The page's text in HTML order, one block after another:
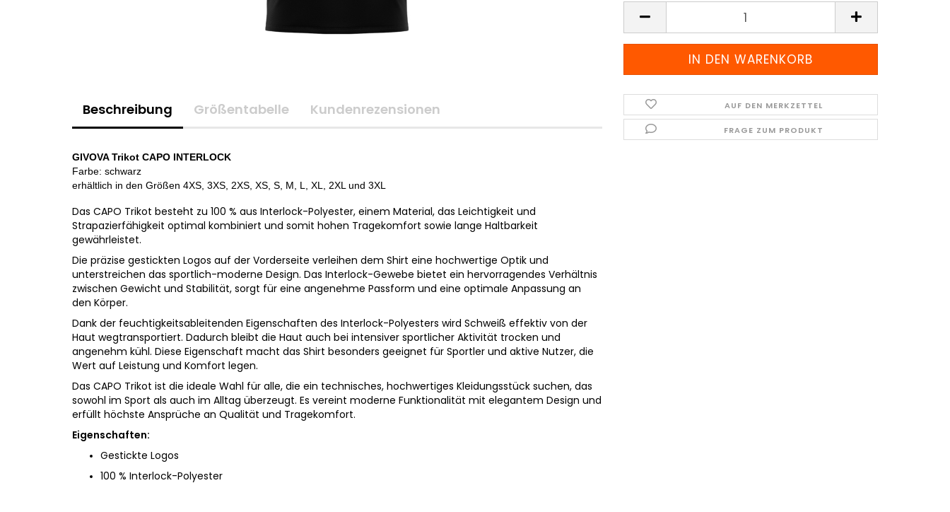
Stück
AUF DEN MERKZETTEL
FRAGE ZUM PRODUKT
Beschreibung Größentabelle Kundenrezensionen
GIVOVA Trikot CAPO INTERLOCK
Farbe: schwarz
erhältlich in den Größen 4XS, 3XS, 2XS, XS, S, M, L, XL, 2XL und 3XL
Das CAPO Trikot besteht zu 100 % aus Interlock-Polyester, einem Material, das Leichtigkeit und
Strapazierfähigkeit optimal kombiniert und somit hohen Tragekomfort sowie lange Haltbarkeit
gewährleistet.
Die präzise gestickten Logos auf der Vorderseite verleihen dem Shirt eine hochwertige Optik und
unterstreichen das sportlich-moderne Design. Das Interlock-Gewebe bietet ein hervorragendes Verhältnis
zwischen Gewicht und Stabilität, sorgt für eine angenehme Passform und eine optimale Anpassung an
den Körper.
Dank der feuchtigkeitsableitenden Eigenschaften des Interlock-Polyesters wird Schweiß effektiv von der
Haut wegtransportiert. Dadurch bleibt die Haut auch bei intensiver sportlicher Aktivität trocken und
angenehm kühl. Diese Eigenschaft macht das Shirt besonders geeignet für Sportler und aktive Nutzer, die
Wert auf Leistung und Komfort legen.
Das CAPO Trikot ist die ideale Wahl für alle, die ein technisches, hochwertiges Kleidungsstück suchen, das
sowohl im Sport als auch im Alltag überzeugt. Es vereint moderne Funktionalität mit elegantem Design und
erfüllt höchste Ansprüche an Qualität und Tragekomfort.
Eigenschaften:
Gestickte Logos
100 % Interlock-Polyester